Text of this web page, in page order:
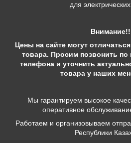
для
Цены на сайте могут
товара. Просим позвонить по
телефона и уточнить
товара у наших
Мы гарантируем высокое
оперативное
Работаем и организовываем
Республики